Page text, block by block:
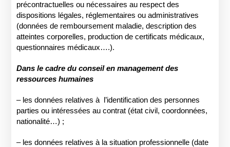
précontractuelles ou nécessaires au respect des
dispositions légales, réglementaires ou administratives
(données de remboursement maladie, description des
atteintes corporelles, production de certificats médicaux,
questionnaires médicaux….).
Dans le cadre du conseil en management des
ressources humaines
– les données relatives à
l’identification des personnes
parties ou intéressées au contrat (état civil, coordonnées,
nationalité…) ;
– les données relatives à la situation professionnelle (date